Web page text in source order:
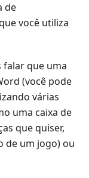
de
você utiliza
falar que uma
(você pode
várias
uma caixa de
que quiser,
de um jogo) ou